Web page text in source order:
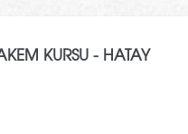
KURSU - HATAY